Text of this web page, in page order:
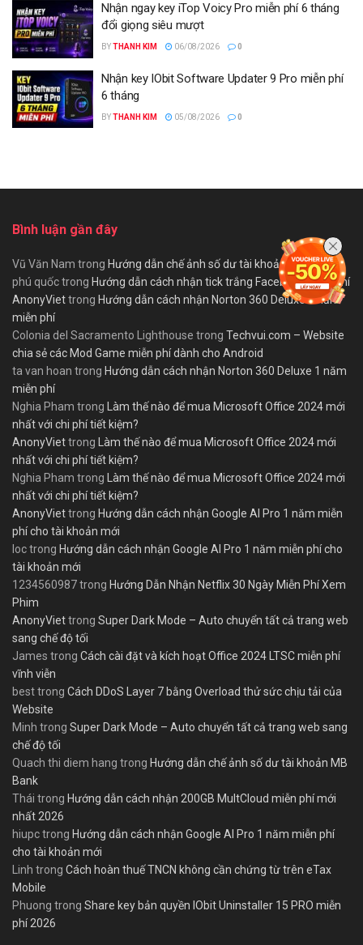
Nhận ngay key iTop Voicy Pro miễn phí 6 tháng
đổi giọng siêu mượt
BYTHANH KIM 06/08/2026 0
Nhận key IObit Software Updater 9 Pro miễn phí
6 tháng
BYTHANH KIM 05/08/2026 0
Bình luận gần đây
Vũ Văn Nam trong Hướng dẫn chế ảnh số dư tài khoản MB Bank
phú quốctrong Hướng dẫn cách nhận tick trắng Facebook miễn phí
AnonyViettrong Hướng dẫn cách nhận Norton 360 Deluxe 1 năm
miễn phí
Colonia del Sacramento Lighthouse trong Techvui.com – Website
chia sẻ các Mod Game miễn phí dành cho Android
ta van hoan trong Hướng dẫn cách nhận Norton 360 Deluxe 1 năm
miễn phí
Nghia Pham trong Làm thế nào để mua Microsoft Office 2024 mới
nhất với chi phí tiết kiệm?
AnonyViettrong Làm thế nào để mua Microsoft Office 2024 mới
nhất với chi phí tiết kiệm?
Nghia Pham trong Làm thế nào để mua Microsoft Office 2024 mới
nhất với chi phí tiết kiệm?
AnonyViettrong Hướng dẫn cách nhận Google AI Pro 1 năm miễn
phí cho tài khoản mới
loctrong Hướng dẫn cách nhận Google AI Pro 1 năm miễn phí cho
tài khoản mới
1234560987trong Hướng Dẫn Nhận Netflix 30 Ngày Miễn Phí Xem
Phim
AnonyViettrong Super Dark Mode – Auto chuyển tất cả trang web
sang chế độ tối
James trong Cách cài đặt và kích hoạt Office 2024 LTSC miễn phí
vĩnh viễn
besttrong Cách DDoS Layer 7 bằng Overload thử sức chịu tải của
Website
Minh trong Super Dark Mode – Auto chuyển tất cả trang web sang
chế độ tối
Quach thi diem hang trong Hướng dẫn chế ảnh số dư tài khoản MB
Bank
Thái trong Hướng dẫn cách nhận 200GB MultCloud miễn phí mới
nhất 2026
hiupctrong Hướng dẫn cách nhận Google AI Pro 1 năm miễn phí
cho tài khoản mới
Linh trong Cách hoàn thuế TNCN không cần chứng từ trên eTax
Mobile
Phuong trong Share key bản quyền IObit Uninstaller 15 PRO miễn
phí 2026